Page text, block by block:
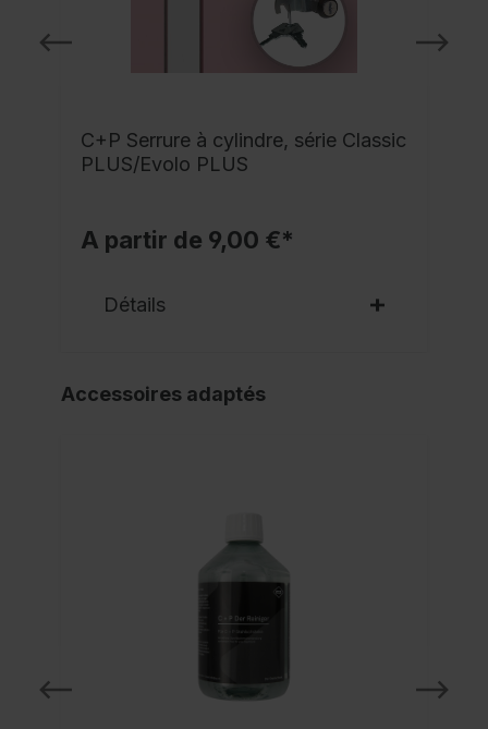
C+P Serrure à cylindre, série Classic
PLUS/Evolo PLUS
A partir de 9,00 €*
Détails
Accessoires adaptés